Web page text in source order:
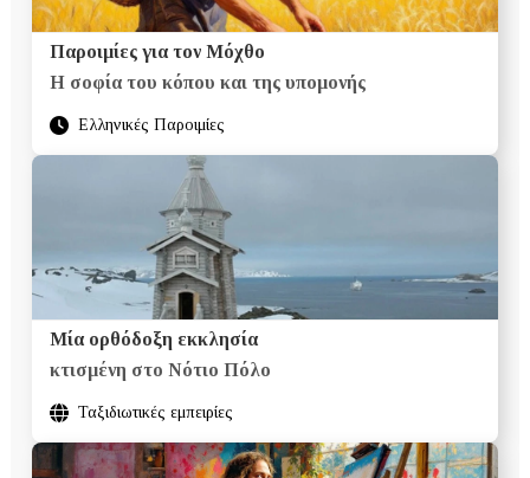
Παροιμίες για τον Μόχθο
Η σοφία του κόπου και της υπομονής
Ελληνικές Παροιμίες
Μία ορθόδοξη εκκλησία
κτισμένη στο Νότιο Πόλο
Ταξιδιωτικές εμπειρίες